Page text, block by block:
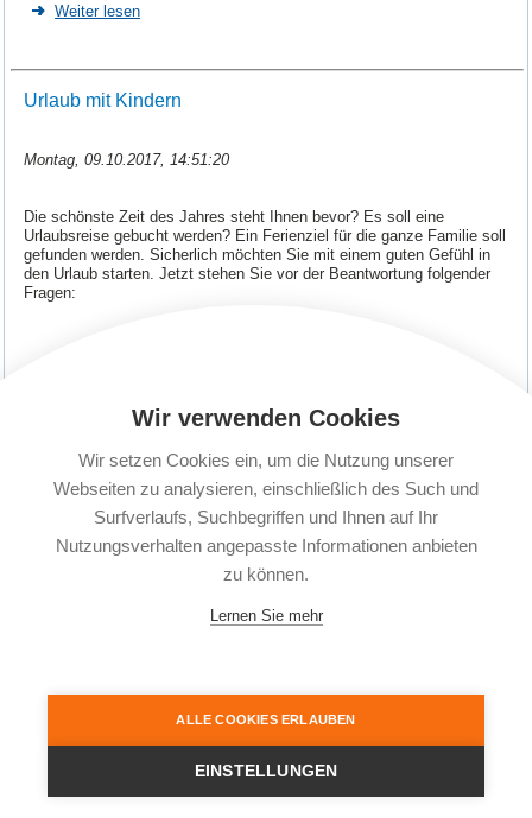
Weiter lesen
Urlaub mit Kindern
Montag, 09.10.2017, 14:51:20
Die schönste Zeit des Jahres steht Ihnen bevor? Es soll eine
Urlaubsreise gebucht werden? Ein Ferienziel für die ganze Familie soll
gefunden werden. Sicherlich möchten Sie mit einem guten Gefühl in
den Urlaub starten. Jetzt stehen Sie vor der Beantwortung folgender
Fragen:
11
© 2004 - 2026 Secure Travel Reiseversicherungen |Reiseschutz Plus GmbH| Telefon: 05139
95 99 20 | E-Mail: service@secure-travel.de
Wir verwenden Cookies
Wir setzen Cookies ein, um die Nutzung unserer
Webseiten zu analysieren, einschließlich des Such und
Surfverlaufs, Suchbegriffen und Ihnen auf Ihr
Nutzungsverhalten angepasste Informationen anbieten
zu können.
Lernen Sie mehr
ALLE COOKIES ERLAUBEN
EINSTELLUNGEN